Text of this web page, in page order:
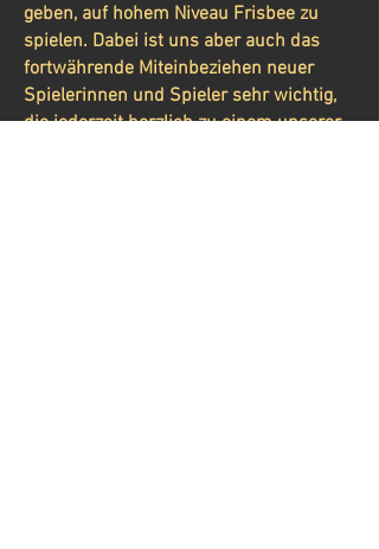
geben, auf hohem Niveau Frisbee zu
spielen. Dabei ist uns aber auch das
fortwährende Miteinbeziehen neuer
Spielerinnen und Spieler sehr wichtig,
die jederzeit herzlich zu einem unserer